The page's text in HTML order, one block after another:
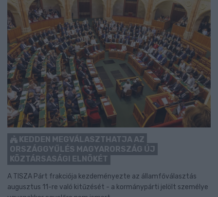
KEDDEN MEGVÁLASZTHATJA AZ
ORSZÁGGYŰLÉS MAGYARORSZÁG ÚJ
KÖZTÁRSASÁGI ELNÖKÉT
A TISZA Párt frakciója kezdeményezte az államfőválasztás
augusztus 11-re való kitűzését - a kormánypárti jelölt személye